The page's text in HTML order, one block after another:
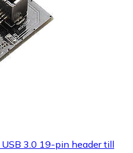
3.0 19-pin header till